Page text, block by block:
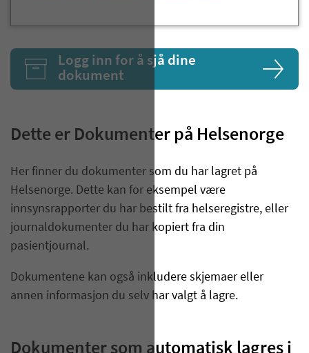
Logg inn for å sjå dine
dokument
Dette er Dokumenter på Helsenorge
Her finner du dokumenter som du har lagret på
Helsenorge. Dette kan for eksempel være
innsynsrapporter du har bestilt fra helseregistre, eller
journaldokumenter du har kopiert fra din
pasientjournal.
Dokumentene kan også inkludere skjemaer eller
annen informasjon du selv har valgt å lagre.
Dokumenter som automatisk lagres i